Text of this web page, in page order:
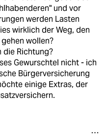
und vor
werden Lasten
wirklich der Weg, den
wollen?
Richtung?
Gewurschtel nicht - ich
Bürgerversicherung
einige Extras, der